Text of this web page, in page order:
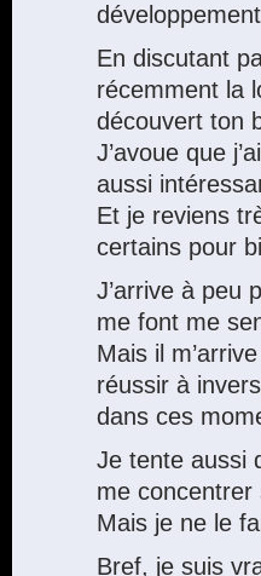
En discutant
récemment la
découvert ton
J’avoue que
aussi
Et je reviens
certains pour
J’arrive à peu
me font me
Mais il
réussir à
dans ces
Je tente aussi
me concentrer
Mais je ne le
Bref, je suis